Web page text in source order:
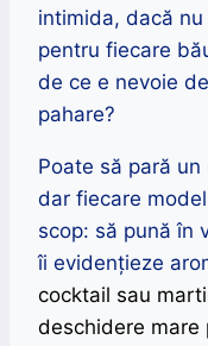
intimida, dacă
pentru fiecare
de ce e nevoie
pahare?
Poate să pară
dar fiecare
scop: să pună în
îi evidențieze
cocktail sau
deschidere mare